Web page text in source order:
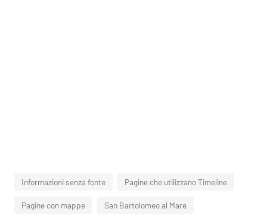
Informazioni senza fonte Pagine che utilizzano Timeline
Pagine con mappe San Bartolomeo al Mare